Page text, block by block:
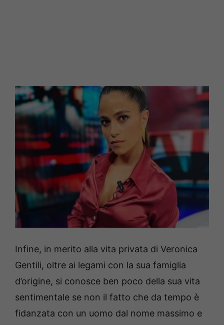
Infine, in merito alla vita privata di Veronica
Gentili, oltre ai legami con la sua famiglia
d’origine, si conosce ben poco della sua vita
sentimentale se non il fatto che da tempo è
fidanzata con un uomo dal nome massimo e